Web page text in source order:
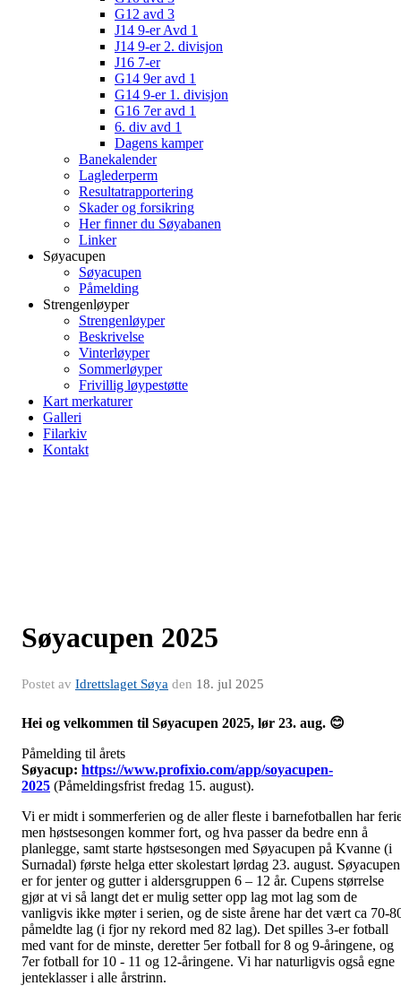
G12 avd 3
J14 9-er Avd 1
J14 9-er 2. divisjon
J16 7-er
G14 9er avd 1
G14 9-er 1. divisjon
G16 7er avd 1
6. div avd 1
Dagens kamper
Banekalender
Laglederperm
Resultatrapportering
Skader og forsikring
Her finner du Søyabanen
Linker
Søyacupen
Søyacupen
Påmelding
Strengenløyper
Strengenløyper
Beskrivelse
Vinterløyper
Sommerløyper
Frivillig løypestøtte
Kart merkaturer
Galleri
Filarkiv
Kontakt
Søyacupen 2025
Postet av Idrettslaget Søya den 18. jul 2025
Hei og velkommen til Søyacupen 2025, lør 23. aug. 😊
Påmelding til årets
Søyacup: https://www.profixio.com/app/soyacupen-
2025 (Påmeldingsfrist fredag 15. august).
Vi er midt i sommerferien og de aller fleste i barnefotballen har
men høstsesongen kommer fort, og hva passer da bedre enn å
planlegge, samt starte høstsesongen med Søyacupen på Kvanne (i
Surnadal) første helga etter skolestart lørdag 23. august. Søyacupen
er for jenter og gutter i aldersgruppen 6 – 12 år. Cupens størrelse
gjør at vi så langt det er mulig setter opp lag mot lag som de
vanligvis ikke møter i serien, og de siste årene har det vært ca 70-
påmeldte lag (i fjor ny rekord med 82 lag). Det spilles 3-er fotball
med vant for de minste, deretter 5er fotball for 8 og 9-åringene, og
7er fotball for 10 - 11 og 12-åringene. Vi har naturligvis også egne
jenteklasser i alle årstrinn.